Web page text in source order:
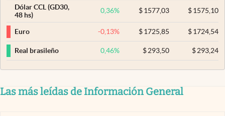
Dólar CCL (GD30,
48 hs)
0,36% $ 1577,03 $1575,10
Euro -0,13% $ 1725,85 $1724,54
Real brasileño 0,46% $ 293,50 $293,24
Las más leídas de Información General